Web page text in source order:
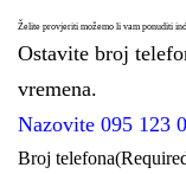
Želite provjeriti možemo li vam ponuditi
Ostavite broj
vremena.
Nazovite 095 123
Broj telefona